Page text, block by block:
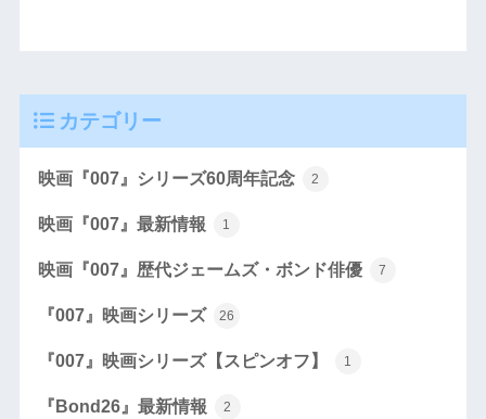
カテゴリー
映画『007』シリーズ60周年記念 2
映画『007』最新情報 1
映画『007』歴代ジェームズ・ボンド俳優 7
『007』映画シリーズ 26
『007』映画シリーズ【スピンオフ】 1
『Bond26』最新情報 2